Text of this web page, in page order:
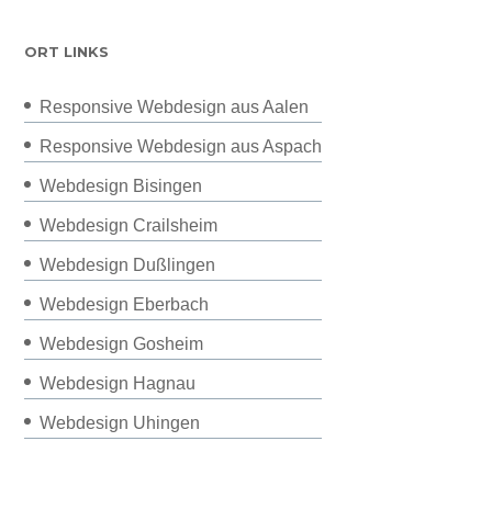
ORT LINKS
Responsive Webdesign aus Aalen
Responsive Webdesign aus Aspach
Webdesign Bisingen
Webdesign Crailsheim
Webdesign Dußlingen
Webdesign Eberbach
Webdesign Gosheim
Webdesign Hagnau
Webdesign Uhingen